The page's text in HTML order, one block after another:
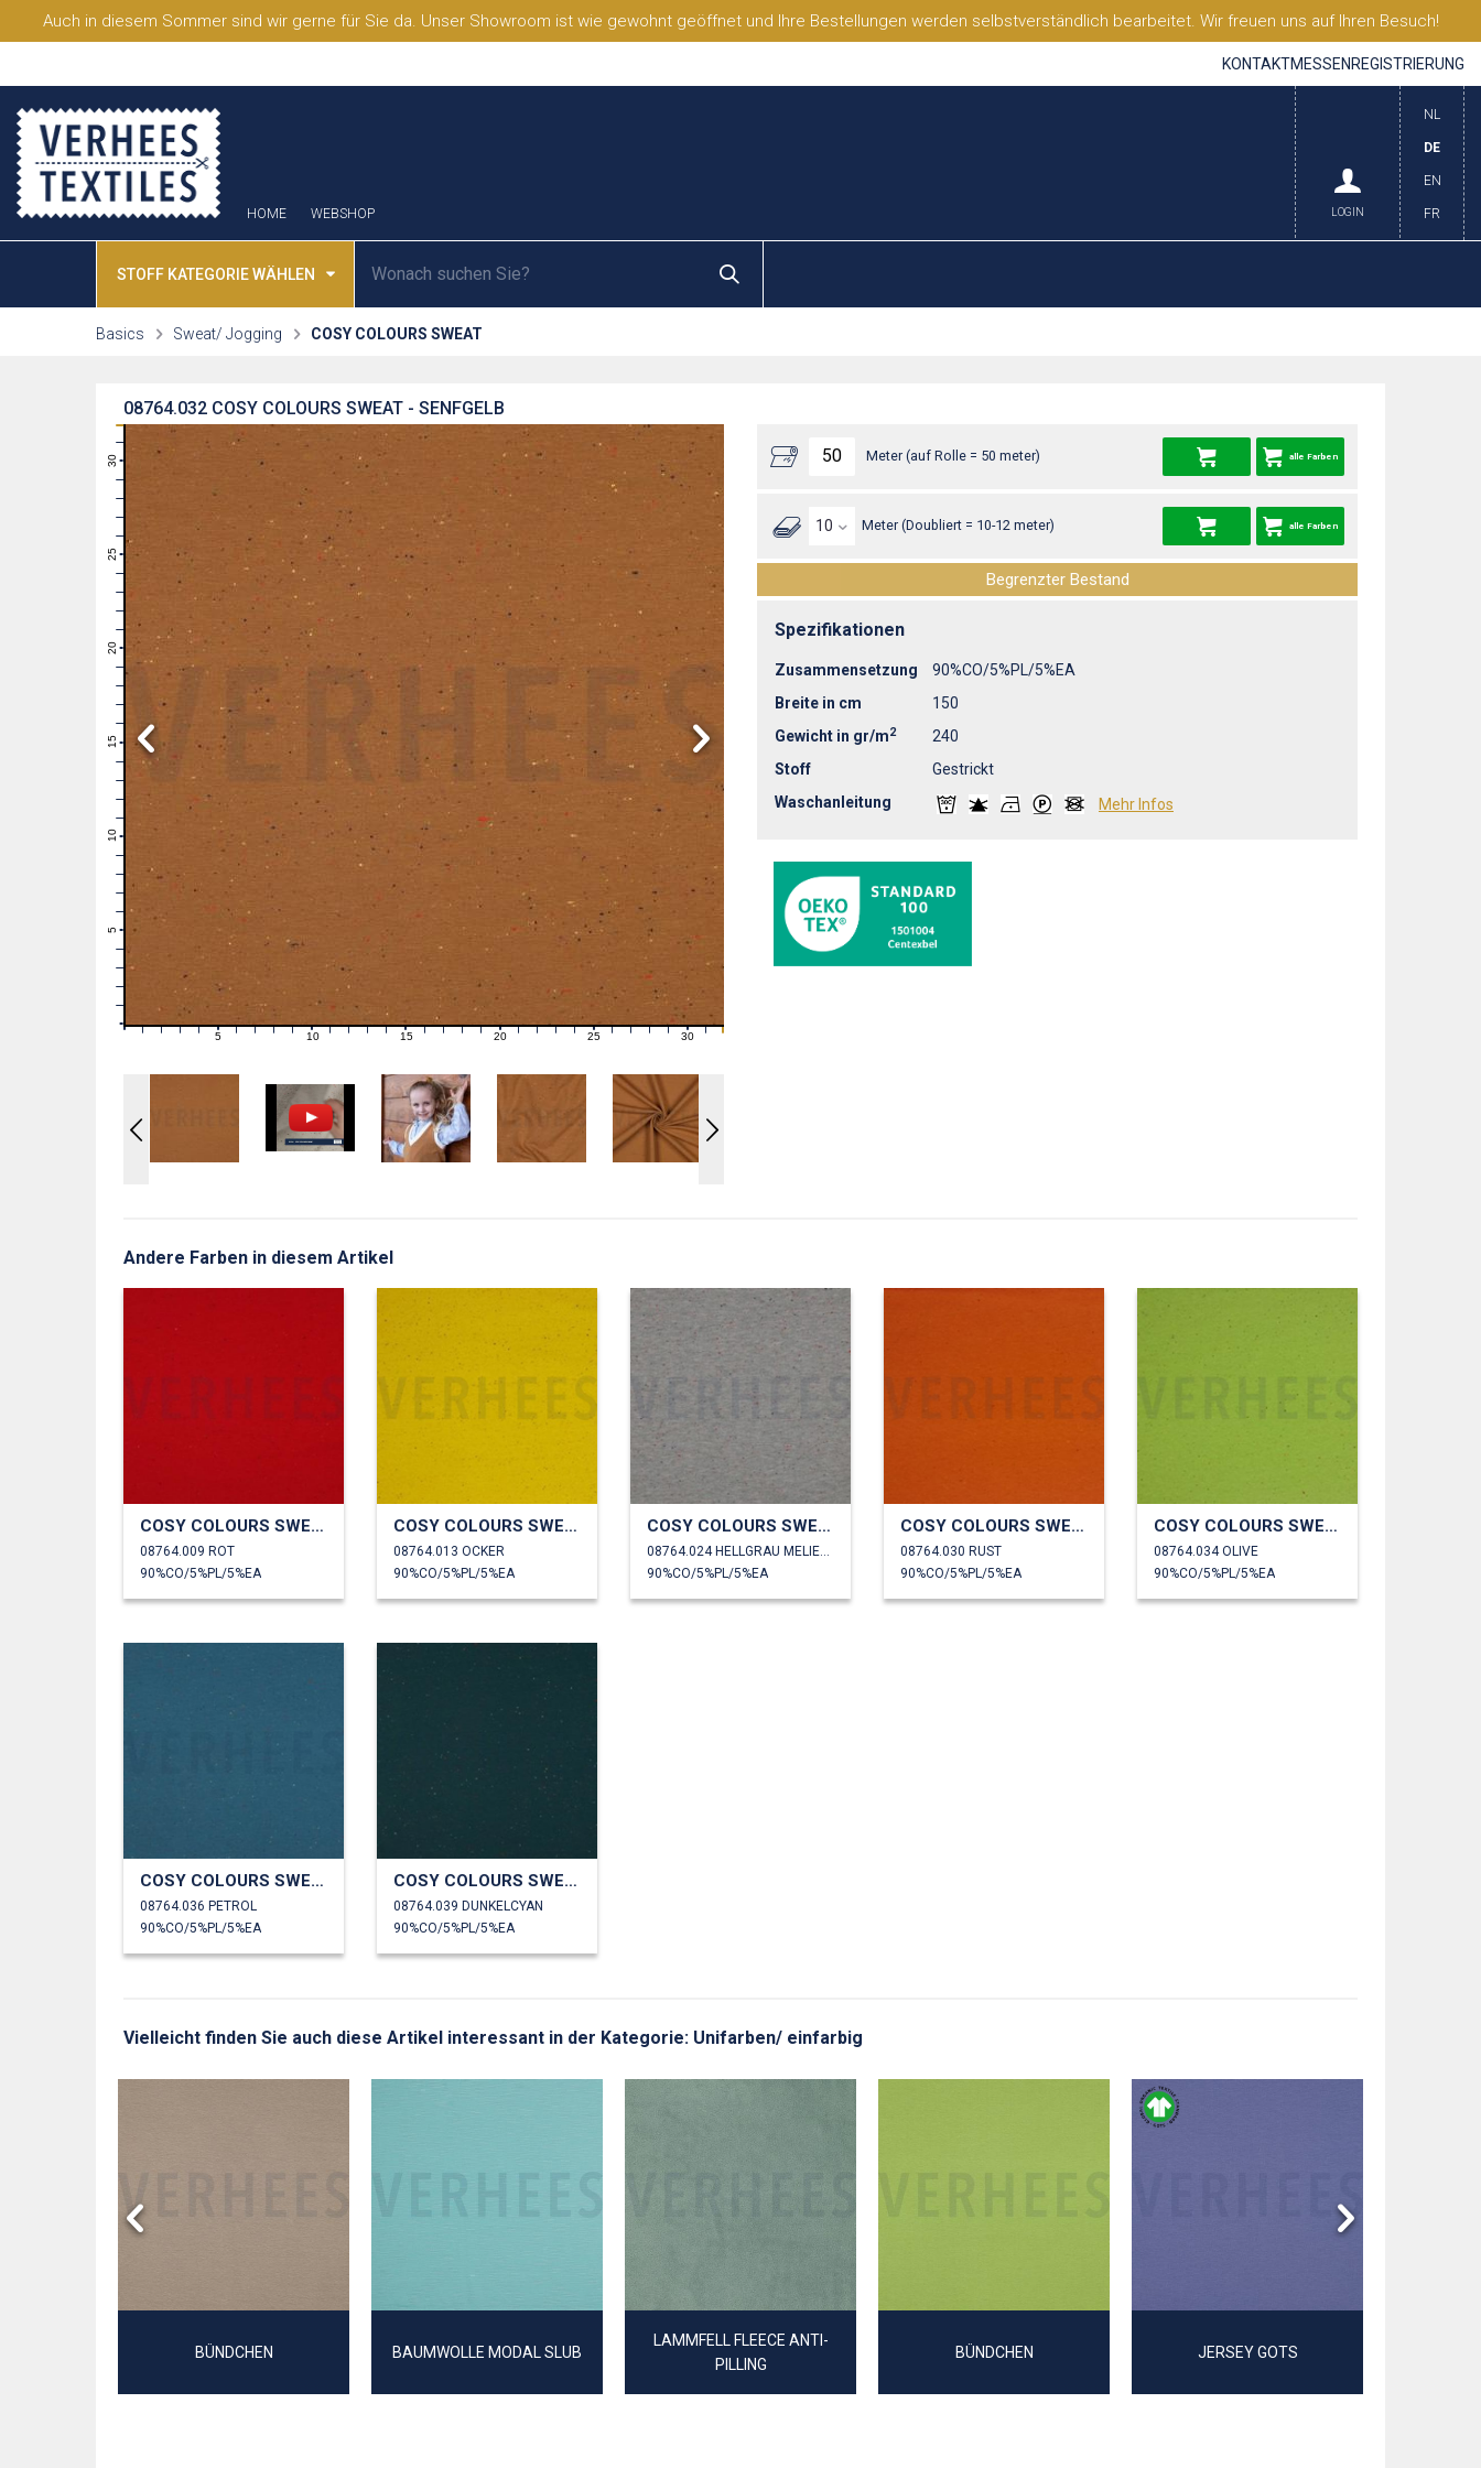
Auch in diesem Sommer sind wir gerne für Sie da. Unser Showroom ist wie gewohnt geöffnet und Ihre Bestellungen werden selbstverständlich bearbeitet. Wir freuen uns auf Ihren Besuch!
KONTAKTMESSEN REGISTRIERUNG
HOME WEBSHOP
NL
DE
EN
FR
LOGIN
STOFF KATEGORIE WÄHLEN
Basics Sweat/ Jogging COSY COLOURS SWEAT
COSY COLOURS SWEAT - SENFGELB
08764.032
10
11
12
13
14
15
16
17
18
19
20
21
22
23
24
25
26
27
28
29
30
1 2 3 4 6 7 8 9 11 12 13 14 15 16 17 18 19 21 22 23 24 26 27 28 29 30 31
Meter (auf Rolle = 50 meter) alle Farben
Meter (Doubliert = 10-12 meter) alle Farben
Begrenzter Bestand
Spezifikationen
Zusammensetzung
90%CO/5%PL/5%EA
Breite in cm
150
Gewicht in gr/m2
240
Stoff
Gestrickt
Waschanleitung
Mehr Infos
Andere Farben in diesem Artikel
COSY COLOURS SWEAT
08764.009 ROT
90%CO/5%PL/5%EA
COSY COLOURS SWEAT
08764.013 OCKER
90%CO/5%PL/5%EA
COSY COLOURS SWEAT
90%CO/5%PL/5%EA
COSY COLOURS SWEAT
08764.030 RUST
90%CO/5%PL/5%EA
COSY COLOURS SWEAT
08764.034 OLIVE
90%CO/5%PL/5%EA
COSY COLOURS SWEAT
08764.036 PETROL
90%CO/5%PL/5%EA
COSY COLOURS SWEAT
08764.039 DUNKELCYAN
90%CO/5%PL/5%EA
Vielleicht finden Sie auch diese Artikel interessant in der Kategorie: Unifarben/ einfarbig
BÜNDCHEN BAUMWOLLE MODAL SLUB
LAMMFELL FLEECE ANTI-
PILLING
BÜNDCHEN JERSEY GOTS